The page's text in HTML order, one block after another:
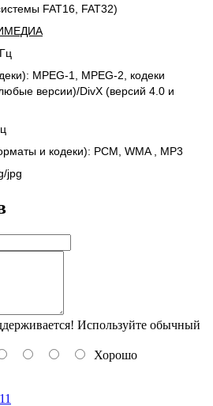
FAT16, FAT32)
MPEG-1, MPEG-2, кодеки
версии)/DivX (версий 4.0 и
и кодеки): PCM, WMA , MP3
jpg
Используйте обычный
Хорошо